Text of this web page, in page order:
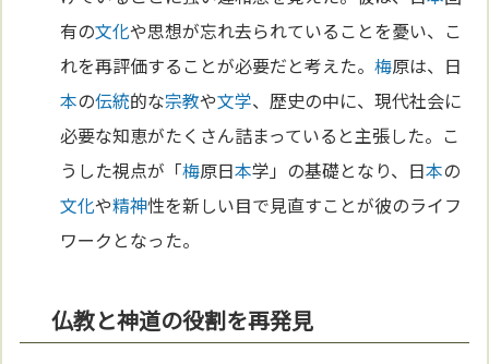
有の文化や思想が忘れ去られていることを憂い、こ
れを再評価することが必要だと考えた。梅原は、日
本の伝統的な宗教や文学、歴史の中に、現代社会に
必要な知恵がたくさん詰まっていると主張した。こ
うした視点が「梅原日本学」の基礎となり、日本の
文化や精神性を新しい目で見直すことが彼のライフ
ワークとなった。
仏教と神道の役割を再発見